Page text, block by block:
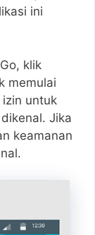
ini
klik
memulai
untuk
Jika
keamanan